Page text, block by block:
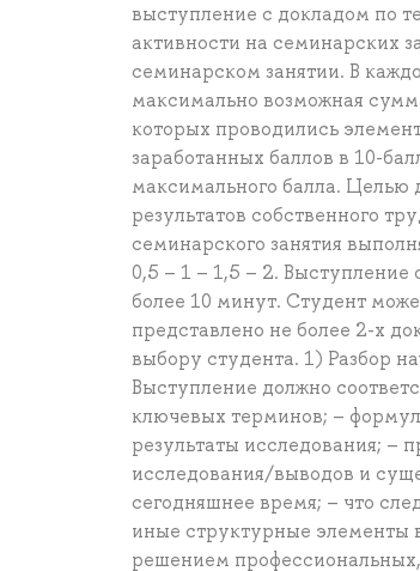
выступление с докладом по
активности на семинарских
семинарском занятии. В
максимально возможная
которых проводились
заработанных баллов в 10-
максимального балла. Целью
результатов собственного
семинарского занятия
0,5 – 1 – 1,5 – 2.
более 10 минут. Студент
представлено не более 2-х
выбору студента. 1) Разбор
Выступление должно
ключевых терминов; –
результаты исследования; –
исследования/выводов и
сегодняшнее время; – что
иные структурные элементы
решением